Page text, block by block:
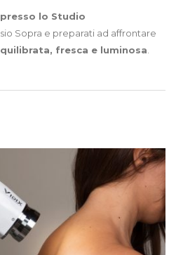
lo Studio
Sopra e preparati ad affrontare
fresca e luminosa